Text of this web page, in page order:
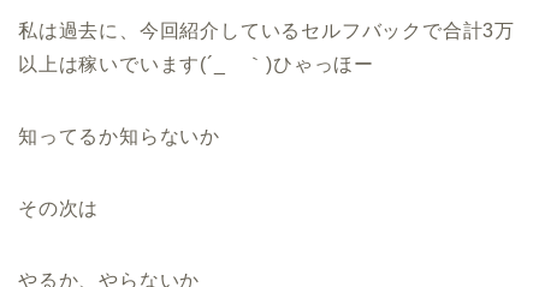
私は過去に、今回紹介しているセルフバックで合計3万
以上は稼いでいます(´_ゝ｀)ひゃっほー
知ってるか知らないか
その次は
やるか、やらないか